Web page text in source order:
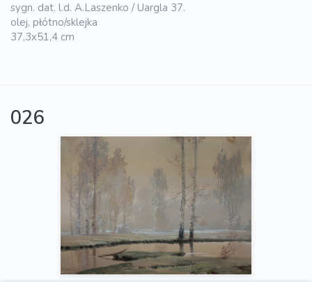
sygn. dat. l.d. A.Laszenko / Uargla 37.
olej, płótno/sklejka
37,3x51,4 cm
026